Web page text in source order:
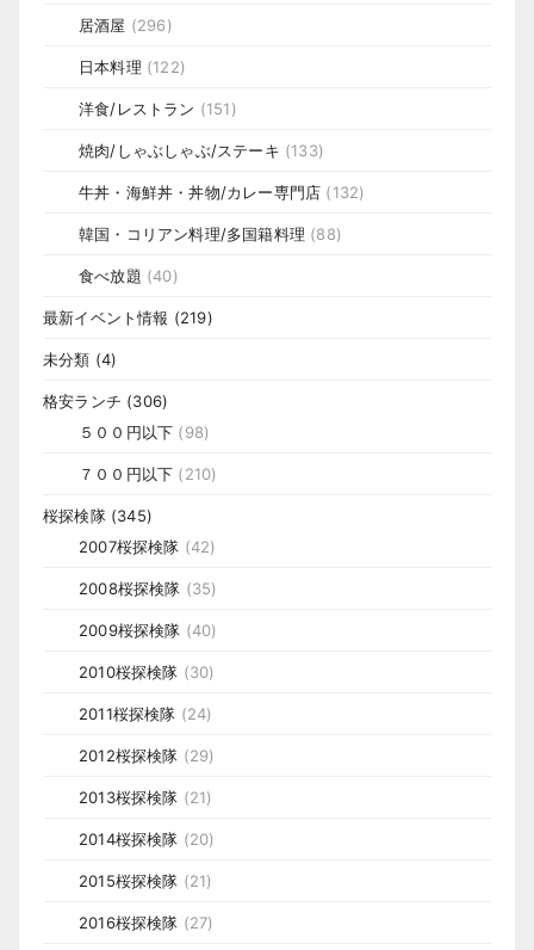
居酒屋 (296)
日本料理 (122)
洋食/レストラン (151)
焼肉/しゃぶしゃぶ/ステーキ (133)
牛丼・海鮮丼・丼物/カレー専門店 (132)
韓国・コリアン料理/多国籍料理 (88)
食べ放題 (40)
最新イベント情報 (219)
未分類 (4)
格安ランチ (306)
５００円以下 (98)
７００円以下 (210)
桜探検隊(345)
2007桜探検隊 (42)
2008桜探検隊 (35)
2009桜探検隊 (40)
2010桜探検隊 (30)
2011桜探検隊 (24)
2012桜探検隊 (29)
2013桜探検隊 (21)
2014桜探検隊 (20)
2015桜探検隊 (21)
2016桜探検隊 (27)